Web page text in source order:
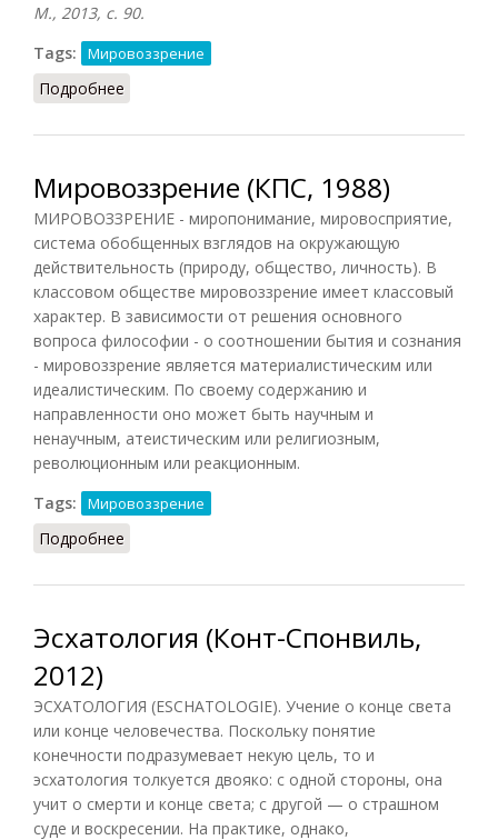
М., 2013, с. 90.
Tags:
Мировоззрение
Подробнее
Мировоззрение (КПС, 1988)
МИРОВОЗЗРЕНИЕ - миропонимание, мировосприятие,
система обобщенных взглядов на окружающую
действительность (природу, общество, личность). В
классовом обществе мировоззрение имеет классовый
характер. В зависимости от решения основного
вопроса философии - о соотношении бытия и сознания
- мировоззрение является материалистическим или
идеалистическим. По своему содержанию и
направленности оно может быть научным и
ненаучным, атеистическим или религиозным,
революционным или реакционным.
Tags:
Мировоззрение
Подробнее
Эсхатология (Конт-Спонвиль,
2012)
ЭСХАТОЛОГИЯ (ESCHATOLOGIE). Учение о конце света
или конце человечества. Поскольку понятие
конечности подразумевает некую цель, то и
эсхатология толкуется двояко: с одной стороны, она
учит о смерти и конце света; с другой — о страшном
суде и воскресении. На практике, однако,